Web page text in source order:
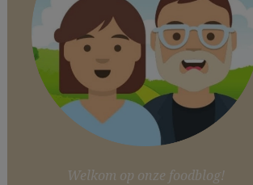
Welkom op onze foodblog!